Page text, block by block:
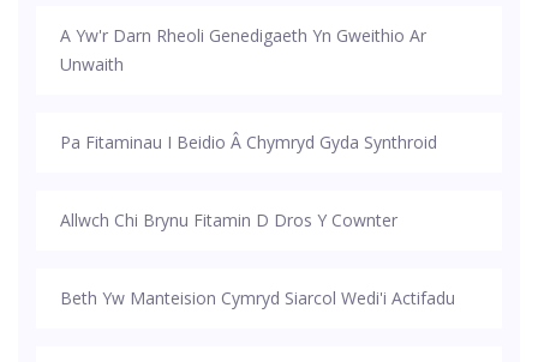
A Yw'r Darn Rheoli Genedigaeth Yn Gweithio Ar
Unwaith
Pa Fitaminau I Beidio Â Chymryd Gyda Synthroid
Allwch Chi Brynu Fitamin D Dros Y Cownter
Beth Yw Manteision Cymryd Siarcol Wedi'i Actifadu